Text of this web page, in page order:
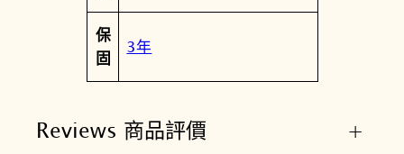
保
固
3年
Reviews 商品評價 +